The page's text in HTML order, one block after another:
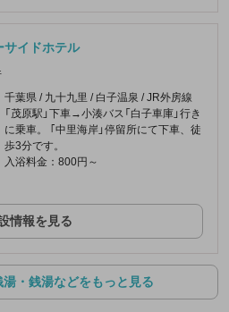
イドホテル
千葉県 / 九十九里 / 白子温泉 / JR外房線
「茂原駅」下車→小湊バス「白子車庫」行き
に乗車。 ｢中里海岸」停留所にて下車、徒
歩3分です。
入浴料金：800円～
情報を見る
・銭湯などをもっと見る